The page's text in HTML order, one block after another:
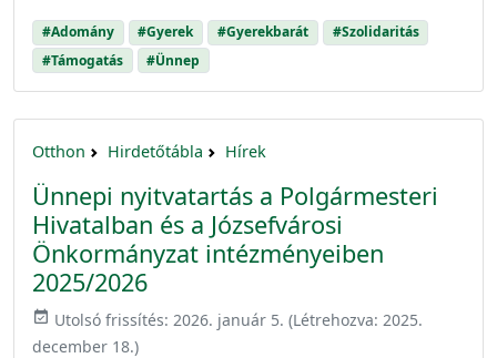
#Adomány #Gyerek #Gyerekbarát
#Szolidaritás
#Támogatás
#Ünnep
Otthon Hirdetőtábla Hírek
Ünnepi nyitvatartás a Polgármesteri
Hivatalban és a Józsefvárosi
Önkormányzat intézményeiben
2025/2026
event_available Utolsó frissítés: 2026. január 5. (Létrehozva: 2025.
december 18.)